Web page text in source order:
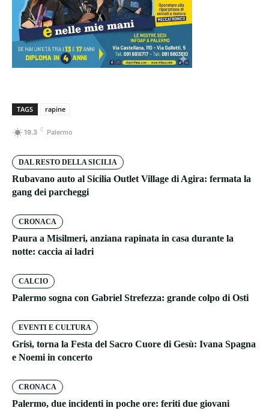
TAGS rapine
19.3 C Palermo
DAL RESTO DELLA SICILIA
Rubavano auto al Sicilia Outlet Village di Agira: fermata la
gang dei parcheggi
CRONACA
Paura a Misilmeri, anziana rapinata in casa durante la
notte: caccia ai ladri
CALCIO
Palermo sogna con Gabriel Strefezza: grande colpo di Osti
EVENTI E CULTURA
Grisì, torna la Festa del Sacro Cuore di Gesù: Ivana Spagna
e Noemi in concerto
CRONACA
Palermo, due incidenti in poche ore: feriti due giovani